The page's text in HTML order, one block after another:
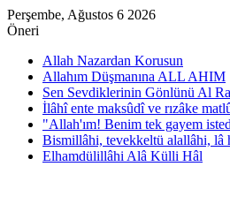
Perşembe, Ağustos 6 2026
Öneri
Allah Nazardan Korusun
Allahım Düşmanına ALL AHIM
Sen Sevdiklerinin Gönlünü Al
İlâhî ente maksûdî ve rızâke
"Allah'ım! Benim tek gayem
Bismillâhi, tevekkeltü alallâhi, lâ
Elhamdülillâhi Alâ Külli Hâl